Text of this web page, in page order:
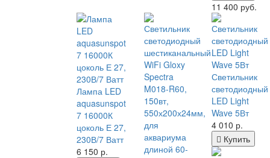
11 400 руб.
Лампа LED
aquasunspot
7 16000К
цоколь Е 27,
230В/7 Ватт
6 150 р.
Светильник
светодиодный
LED Light
Wave 5Вт
4 010 р.
Купить